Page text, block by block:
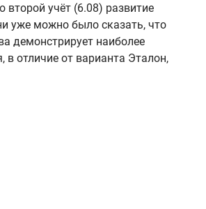
второй учёт (6.08) развитие
уже можно было сказать, что
демонстрирует наиболее
отличие от варианта Эталон,